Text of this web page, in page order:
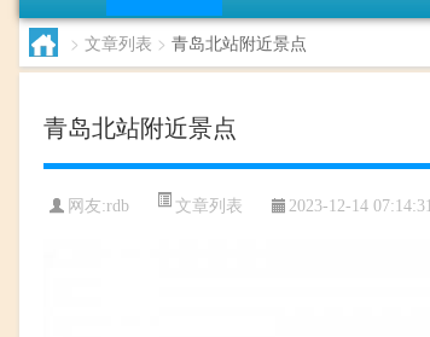
> 文章列表 > 青岛北站附近景点
青岛北站附近景点
网友:rdb 文章列表 2023-12-14 07:14:31